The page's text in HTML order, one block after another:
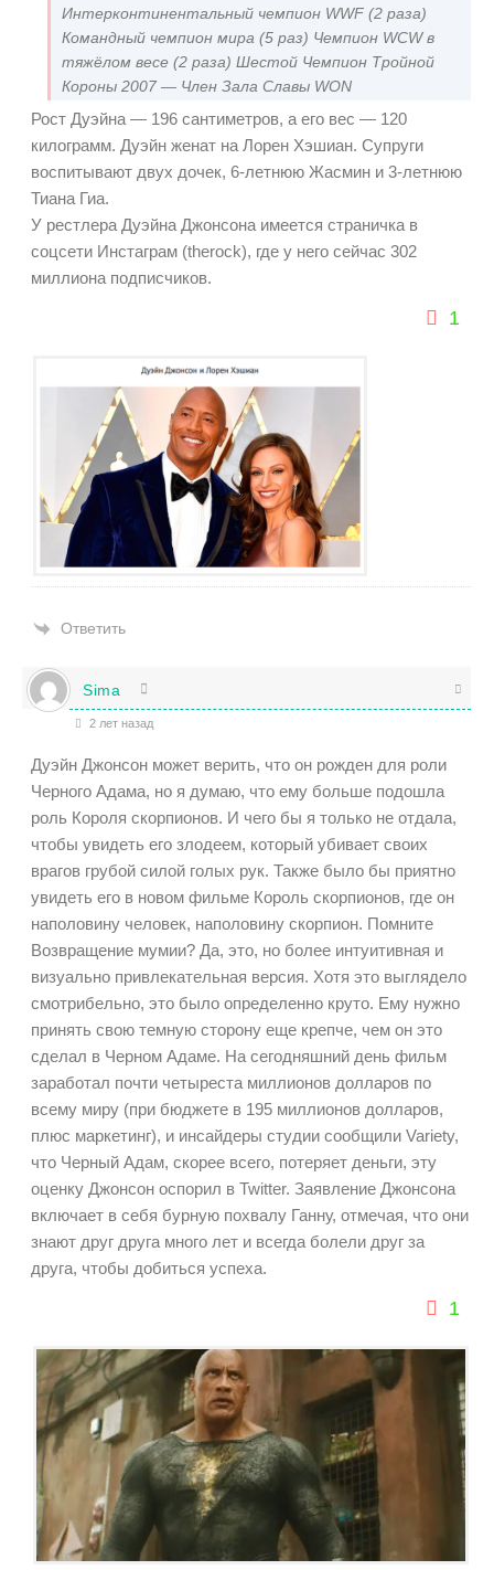
Интерконтинентальный чемпион WWF (2 раза)
Командный чемпион мира (5 раз) Чемпион WCW в
тяжёлом весе (2 раза) Шестой Чемпион Тройной
Короны 2007 — Член Зала Славы WON
Рост Дуэйна — 196 сантиметров, а его вес — 120
килограмм. Дуэйн женат на Лорен Хэшиан. Супруги
воспитывают двух дочек, 6-летнюю Жасмин и 3-летнюю
Тиана Гиа.
У рестлера Дуэйна Джонсона имеется страничка в
соцсети Инстаграм (therock), где у него сейчас 302
миллиона подписчиков.
1
Ответить
Sima
2 лет назад
Дуэйн Джонсон может верить, что он рожден для роли
Черного Адама, но я думаю, что ему больше подошла
роль Короля скорпионов. И чего бы я только не отдала,
чтобы увидеть его злодеем, который убивает своих
врагов грубой силой голых рук. Также было бы приятно
увидеть его в новом фильме Король скорпионов, где он
наполовину человек, наполовину скорпион. Помните
Возвращение мумии? Да, это, но более интуитивная и
визуально привлекательная версия. Хотя это выглядело
смотрибельно, это было определенно круто. Ему нужно
принять свою темную сторону еще крепче, чем он это
сделал в Черном Адаме. На сегодняшний день фильм
заработал почти четыреста миллионов долларов по
всему миру (при бюджете в 195 миллионов долларов,
плюс маркетинг), и инсайдеры студии сообщили Variety,
что Черный Адам, скорее всего, потеряет деньги, эту
оценку Джонсон оспорил в Twitter. Заявление Джонсона
включает в себя бурную похвалу Ганну, отмечая, что они
знают друг друга много лет и всегда болели друг за
друга, чтобы добиться успеха.
1